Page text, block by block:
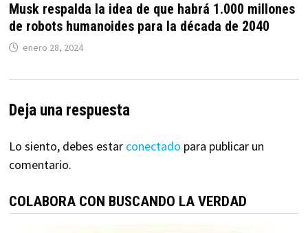
Musk respalda la idea de que habrá 1.000 millones
de robots humanoides para la década de 2040
enero 28, 2024
Deja una respuesta
Lo siento, debes estar conectado para publicar un
comentario.
COLABORA CON BUSCANDO LA VERDAD